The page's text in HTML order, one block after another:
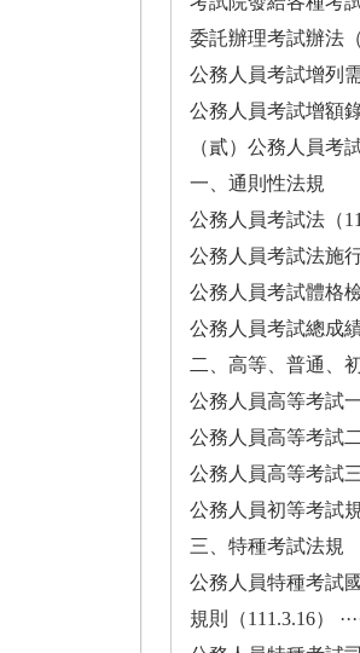
委託辦理考試辦法（
公務人員考試增列需
公務人員考試增額錄
（貳）公務人員考
一、通則性法規
公務人員考試法（
公務人員考試法施行細
公務人員考試體格檢查
公務人員考試總成績計
二、高等、普通、
公務人員高等考試一級
公務人員高等考試二級
公務人員高等考試三
公務人員初等考試規則（
三、特種考試法規
公務人員特種考試
規則（111.3.16）